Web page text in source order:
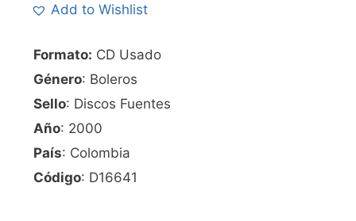
Add to Wishlist
Formato: CD Usado
Género: Boleros
Sello: Discos Fuentes
Año: 2000
País: Colombia
Código: D16641